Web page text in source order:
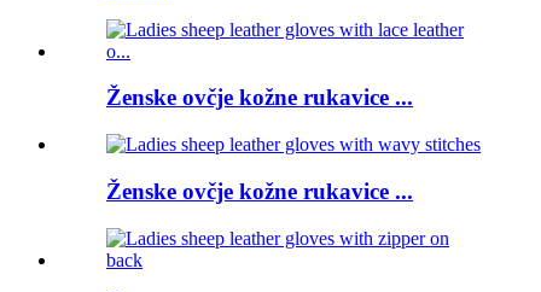
Ženske ovčje kožne rukavice ...
Ženske ovčje kožne rukavice ...